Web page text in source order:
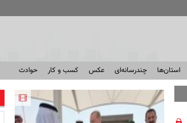
استان‌ها چندرسانه‌ای عکس کسب و کار حوادث